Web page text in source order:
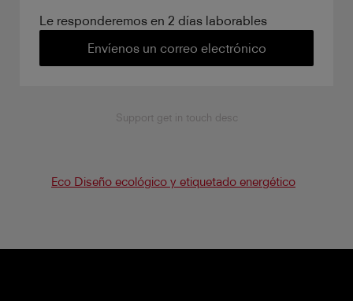
Le responderemos en 2 días laborables
Envíenos un correo electrónico
Support get in touch desc
Eco Diseño ecológico y etiquetado energético